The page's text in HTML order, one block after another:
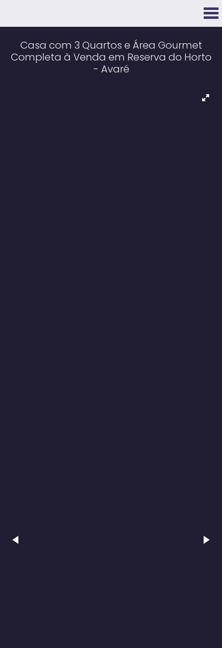
Casa com 3 Quartos e Área Gourmet
Completa à Venda em Reserva do Horto
- Avaré